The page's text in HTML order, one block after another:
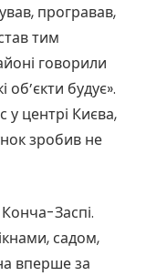
програвав,
тим
говорили
будує».
у центрі Києва,
зробив не
Конча-Заспі.
садом,
вперше за